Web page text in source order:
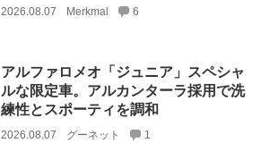
2026.08.07 Merkmal 6
アルファロメオ「ジュニア」スペシャ
ルな限定車。アルカンターラ採用で洗
練性とスポーティを調和
2026.08.07 グーネット 1